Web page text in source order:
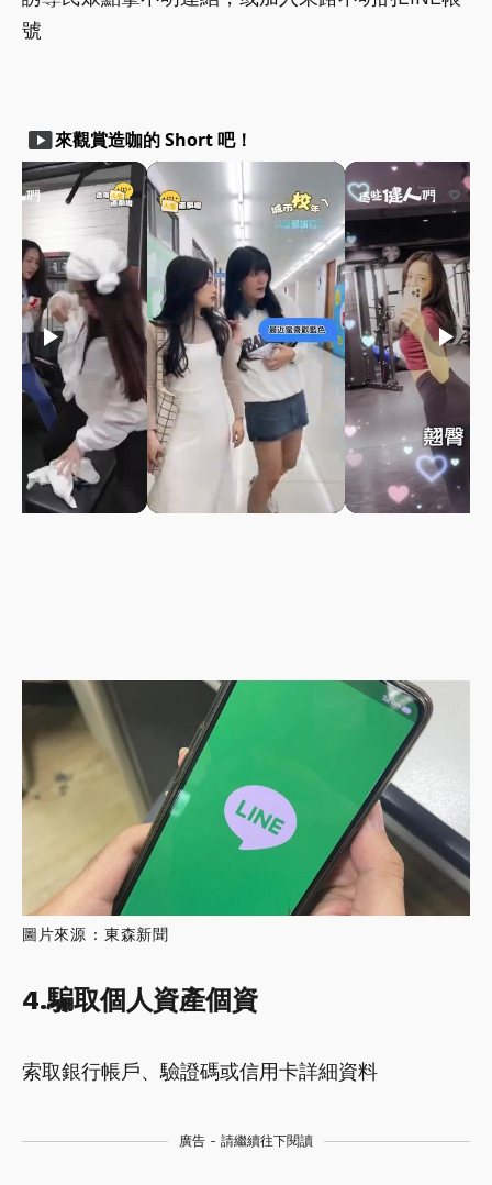
號
smart_display來觀賞造咖的 Short 吧！
play_arrow play_arrow play_arrow
圖片來源 : 東森新聞
4.騙取個人資產個資
索取銀行帳戶、驗證碼或信用卡詳細資料
廣告 - 請繼續往下閱讀